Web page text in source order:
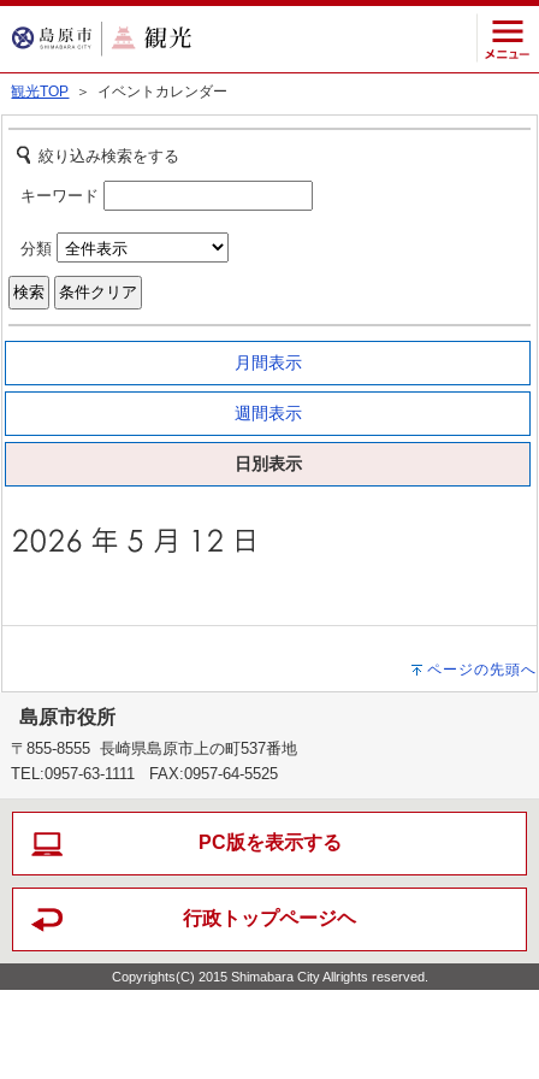
観光TOP ＞ イベントカレンダー
絞り込み検索をする
キーワード
分類
月間表示
週間表示
日別表示
ページの先頭へ
島原市役所
〒855-8555 長崎県島原市上の町537番地
TEL:0957-63-1111 FAX:0957-64-5525
PC版を表示する
行政トップページヘ
Copyrights(C) 2015 Shimabara City Allrights reserved.